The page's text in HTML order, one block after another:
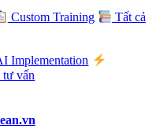
Custom Training
Tất cả
Implementation
tư vấn